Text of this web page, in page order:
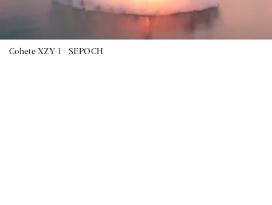
Cohete XZY-1 - SEPOCH